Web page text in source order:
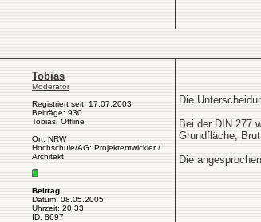
Tobias
Moderator
Registriert seit: 17.07.2003
Beiträge: 930
Tobias: Offline
Ort: NRW
Hochschule/AG: Projektentwickler /
Architekt
Beitrag
Datum: 08.05.2005
Uhrzeit: 20:33
ID: 8697
Die
Bei der DIN 277
Grundfläche,
Die